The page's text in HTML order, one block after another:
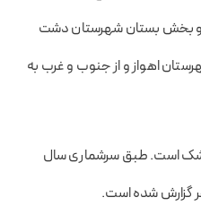
بخش بستان شهرستان دشت
اهواز و از جنوب و غرب به
است. طبق سرشماری سال